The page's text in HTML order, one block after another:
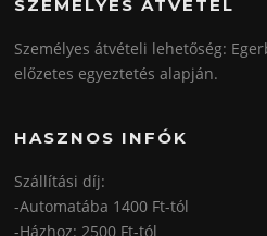
SZEMÉLYES ÁTVÉTEL
Személyes átvételi lehetőség:
előzetes egyeztetés alapján.
HASZNOS INFÓK
Szállítási díj:
-Automatába 1400 Ft-tól
-Házhoz: 2500 Ft-tól